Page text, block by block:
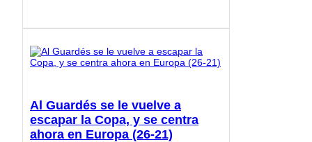
Al Guardés se le vuelve a
escapar la Copa, y se centra
ahora en Europa (26-21)